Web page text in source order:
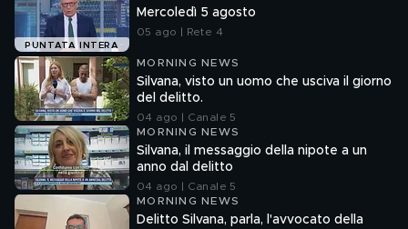
PUNTATA INTERA
Mercoledì 5 agosto
05 ago | Rete 4
MORNING NEWS
Silvana, visto un uomo che usciva il giorno
del delitto.
04 ago | Canale 5
MORNING NEWS
Silvana, il messaggio della nipote a un
anno dal delitto
04 ago | Canale 5
MORNING NEWS
Delitto Silvana, parla, l'avvocato della